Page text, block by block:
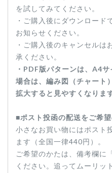
を試してみてください。
・ご購入後にダウンロー
お知らせください。
・ご購入後のキャンセルは
承ください。
・PDF版パターンは、A4
場合は、編み図（チャート
拡大すると見やすくなります
■ポスト投函の配送をご希
小さなお買い物にはポスト
ます（全国一律440円）。
ご希望のかたは、備考欄に
ください。追ってムーリッ